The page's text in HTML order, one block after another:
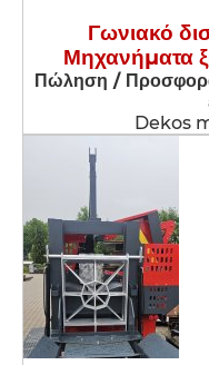
Γωνιακό
Μηχανήματα
Πώληση /
Dekos